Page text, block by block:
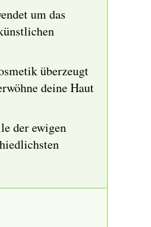
um das
überzeugt
deine Haut
der ewigen